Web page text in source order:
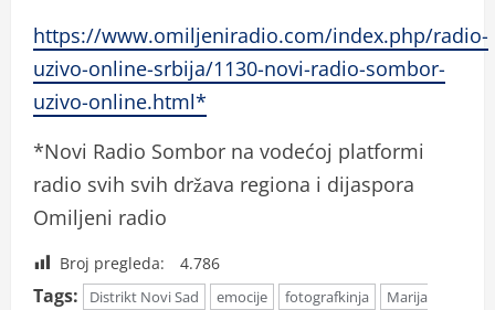
https://www.omiljeniradio.com/index.php/radio-
uzivo-online-srbija/1130-novi-radio-sombor-
uzivo-online.html*
*Novi Radio Sombor na vodećoj platformi
radio svih svih država regiona i dijaspora
Omiljeni radio
Broj pregleda: 4.786
Tags: Distrikt Novi Sad emocije fotografkinja
Marija